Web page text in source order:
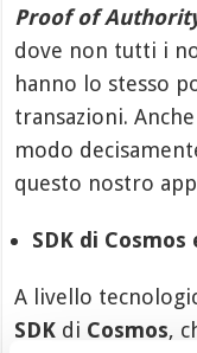
Proof of
dove non tutti i
hanno lo stesso
transazioni.
modo
questo nostro
SDK di
A livello
SDK di Cosmos,